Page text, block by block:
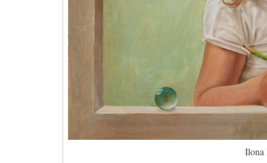
Ilona